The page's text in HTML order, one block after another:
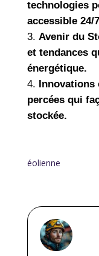
technologies
accessible 24/
Avenir du
et tendances
énergétique.
Innovations
percées qui
stockée.
éolienne